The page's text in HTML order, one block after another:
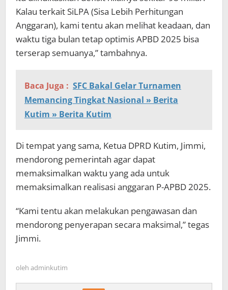
Kalau terkait SiLPA (Sisa Lebih Perhitungan
Anggaran), kami tentu akan melihat keadaan, dan
waktu tiga bulan tetap optimis APBD 2025 bisa
terserap semuanya,” tambahnya.
Baca Juga : SFC Bakal Gelar Turnamen
Memancing Tingkat Nasional » Berita
Kutim » Berita Kutim
Di tempat yang sama, Ketua DPRD Kutim, Jimmi,
mendorong pemerintah agar dapat
memaksimalkan waktu yang ada untuk
memaksimalkan realisasi anggaran P-APBD 2025.
“Kami tentu akan melakukan pengawasan dan
mendorong penyerapan secara maksimal,” tegas
Jimmi.
oleh adminkutim